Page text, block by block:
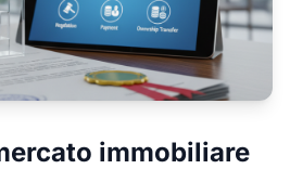
immobiliare